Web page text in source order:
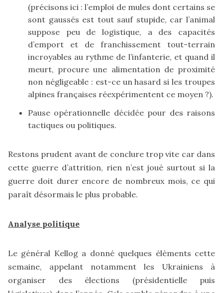
(précisons ici : l’emploi de mules dont certains se
sont gaussés est tout sauf stupide, car l’animal
suppose peu de logistique, a des capacités
d’emport et de franchissement tout-terrain
incroyables au rythme de l’infanterie, et quand il
meurt, procure une alimentation de proximité
non négligeable : est-ce un hasard si les troupes
alpines françaises réexpérimentent ce moyen ?).
Pause opérationnelle décidée pour des raisons
tactiques ou politiques.
Restons prudent avant de conclure trop vite car dans
cette guerre d’attrition, rien n’est joué surtout si la
guerre doit durer encore de nombreux mois, ce qui
paraît désormais le plus probable.
Analyse politique
Le général Kellog a donné quelques éléments cette
semaine, appelant notamment les Ukrainiens à
organiser des élections (présidentielle puis